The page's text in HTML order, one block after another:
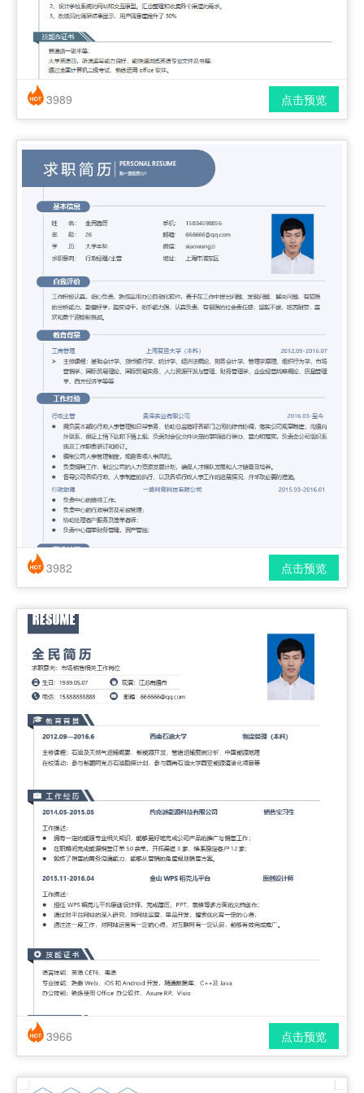
简历风格： 时尚 / 简洁 / 应届生
点击预览
3989
简历风格： 时尚 / 简洁 / 应届生
点击预览
3982
简历风格： 时尚 / 简洁 / 应届生
点击预览
3966